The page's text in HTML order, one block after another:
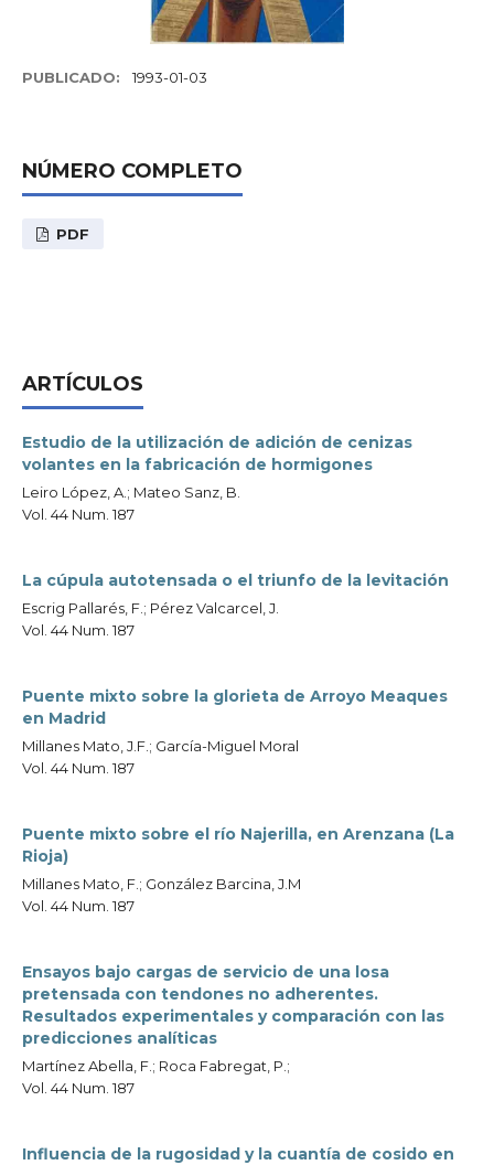
PUBLICADO: 1993-01-03
NÚMERO COMPLETO
PDF
ARTÍCULOS
Estudio de la utilización de adición de cenizas
volantes en la fabricación de hormigones
Leiro López, A.; Mateo Sanz, B.
Vol. 44 Num. 187
La cúpula autotensada o el triunfo de la levitación
Escrig Pallarés, F.; Pérez Valcarcel, J.
Vol. 44 Num. 187
Puente mixto sobre la glorieta de Arroyo Meaques
en Madrid
Millanes Mato, J.F.; García-Miguel Moral
Vol. 44 Num. 187
Puente mixto sobre el río Najerilla, en Arenzana (La
Rioja)
Millanes Mato, F.; González Barcina, J.M
Vol. 44 Num. 187
Ensayos bajo cargas de servicio de una losa
pretensada con tendones no adherentes.
Resultados experimentales y comparación con las
predicciones analíticas
Martínez Abella, F.; Roca Fabregat, P.;
Vol. 44 Num. 187
Influencia de la rugosidad y la cuantía de cosido en